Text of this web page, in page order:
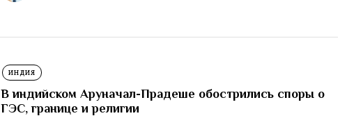
ИНДИЯ
В индийском Аруначал-Прадеше обострились споры о
ГЭС, границе и религии